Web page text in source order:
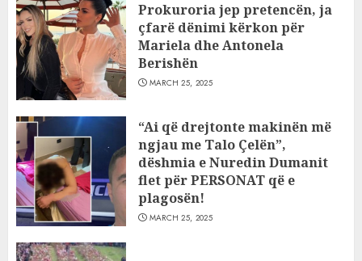
Prokuroria jep pretencën, ja
çfarë dënimi kërkon për
Mariela dhe Antonela
Berishën
MARCH 25, 2025
“Ai që drejtonte makinën më
ngjau me Talo Çelën”,
dëshmia e Nuredin Dumanit
flet për PERSONAT që e
plagosën!
MARCH 25, 2025